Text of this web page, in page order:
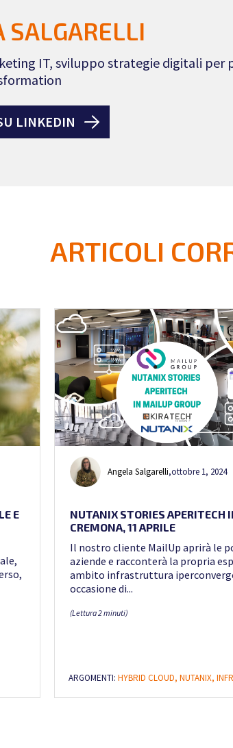
SALGARELLI
IT, sviluppo strategie digitali per
LINKEDIN
ARTICOLI
E
Angela Salgarelli,ottobre 1, 2024
NUTANIX STORIES APERITECH
CREMONA, 11 APRILE
Il nostro cliente MailUp aprirà le
aziende e racconterà la propria
ambito infrastruttura
occasione di...
(Lettura 2 minuti)
ARGOMENTI: HYBRID CLOUD, NUTANIX,